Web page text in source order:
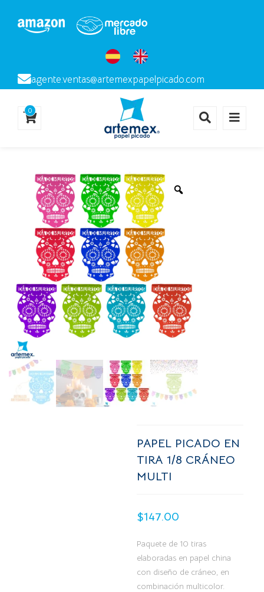
agente.ventas@artemexpapelpicado.com
0
PAPEL PICADO EN
TIRA 1/8 CRÁNEO
MULTI
$147.00
Paquete de 10 tiras
elaboradas en papel china
con diseño de cráneo, en
combinación multicolor.